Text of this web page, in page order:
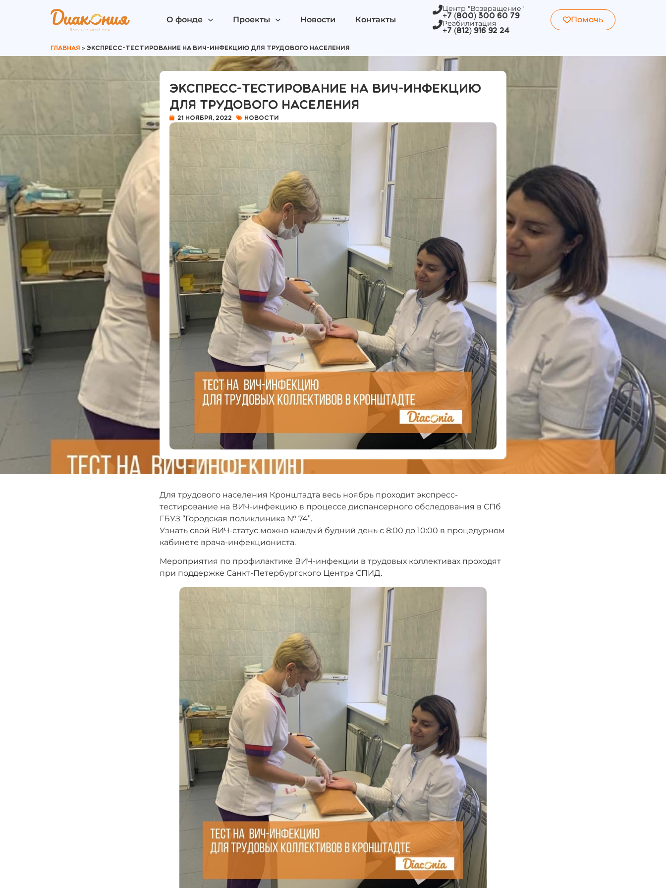
О фонде Проекты Новости Контакты
Центр "Возвращение"
+7 (800) 300 60 79
Реабилитация
+7 (812) 916 92 24
Помочь
Главная » Экспресс-тестирование на ВИЧ-инфекцию для трудового населения
Экспресс-тестирование на ВИЧ-инфекцию
для трудового населения
21 ноября, 2022 Новости
Для трудового населения Кронштадта весь ноябрь проходит экспресс-
тестирование на ВИЧ-инфекцию в процессе диспансерного обследования в СПб
ГБУЗ “Городская поликлиника № 74”.
Узнать свой ВИЧ-статус можно каждый будний день с 8:00 до 10:00 в процедурном
кабинете врача-инфекциониста.
Мероприятия по профилактике ВИЧ-инфекции в трудовых коллективах проходят
при поддержке Санкт-Петербургского Центра СПИД.